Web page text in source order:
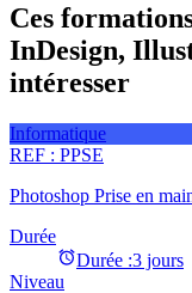
Ces
InDesign,
intéresser
Informatique
REF : PPSE
Photoshop Prise en
Durée
Durée :3 jours
Niveau